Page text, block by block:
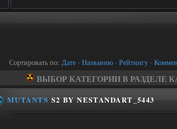
Сортировать по: Дате· Названию· Рейтингу·
ВЫБОР КАТЕГОРИИ В РАЗДЕЛЕ
Мультиплеерные
Геймплейные
MUTANTS S2 BY NESTANDART_5443